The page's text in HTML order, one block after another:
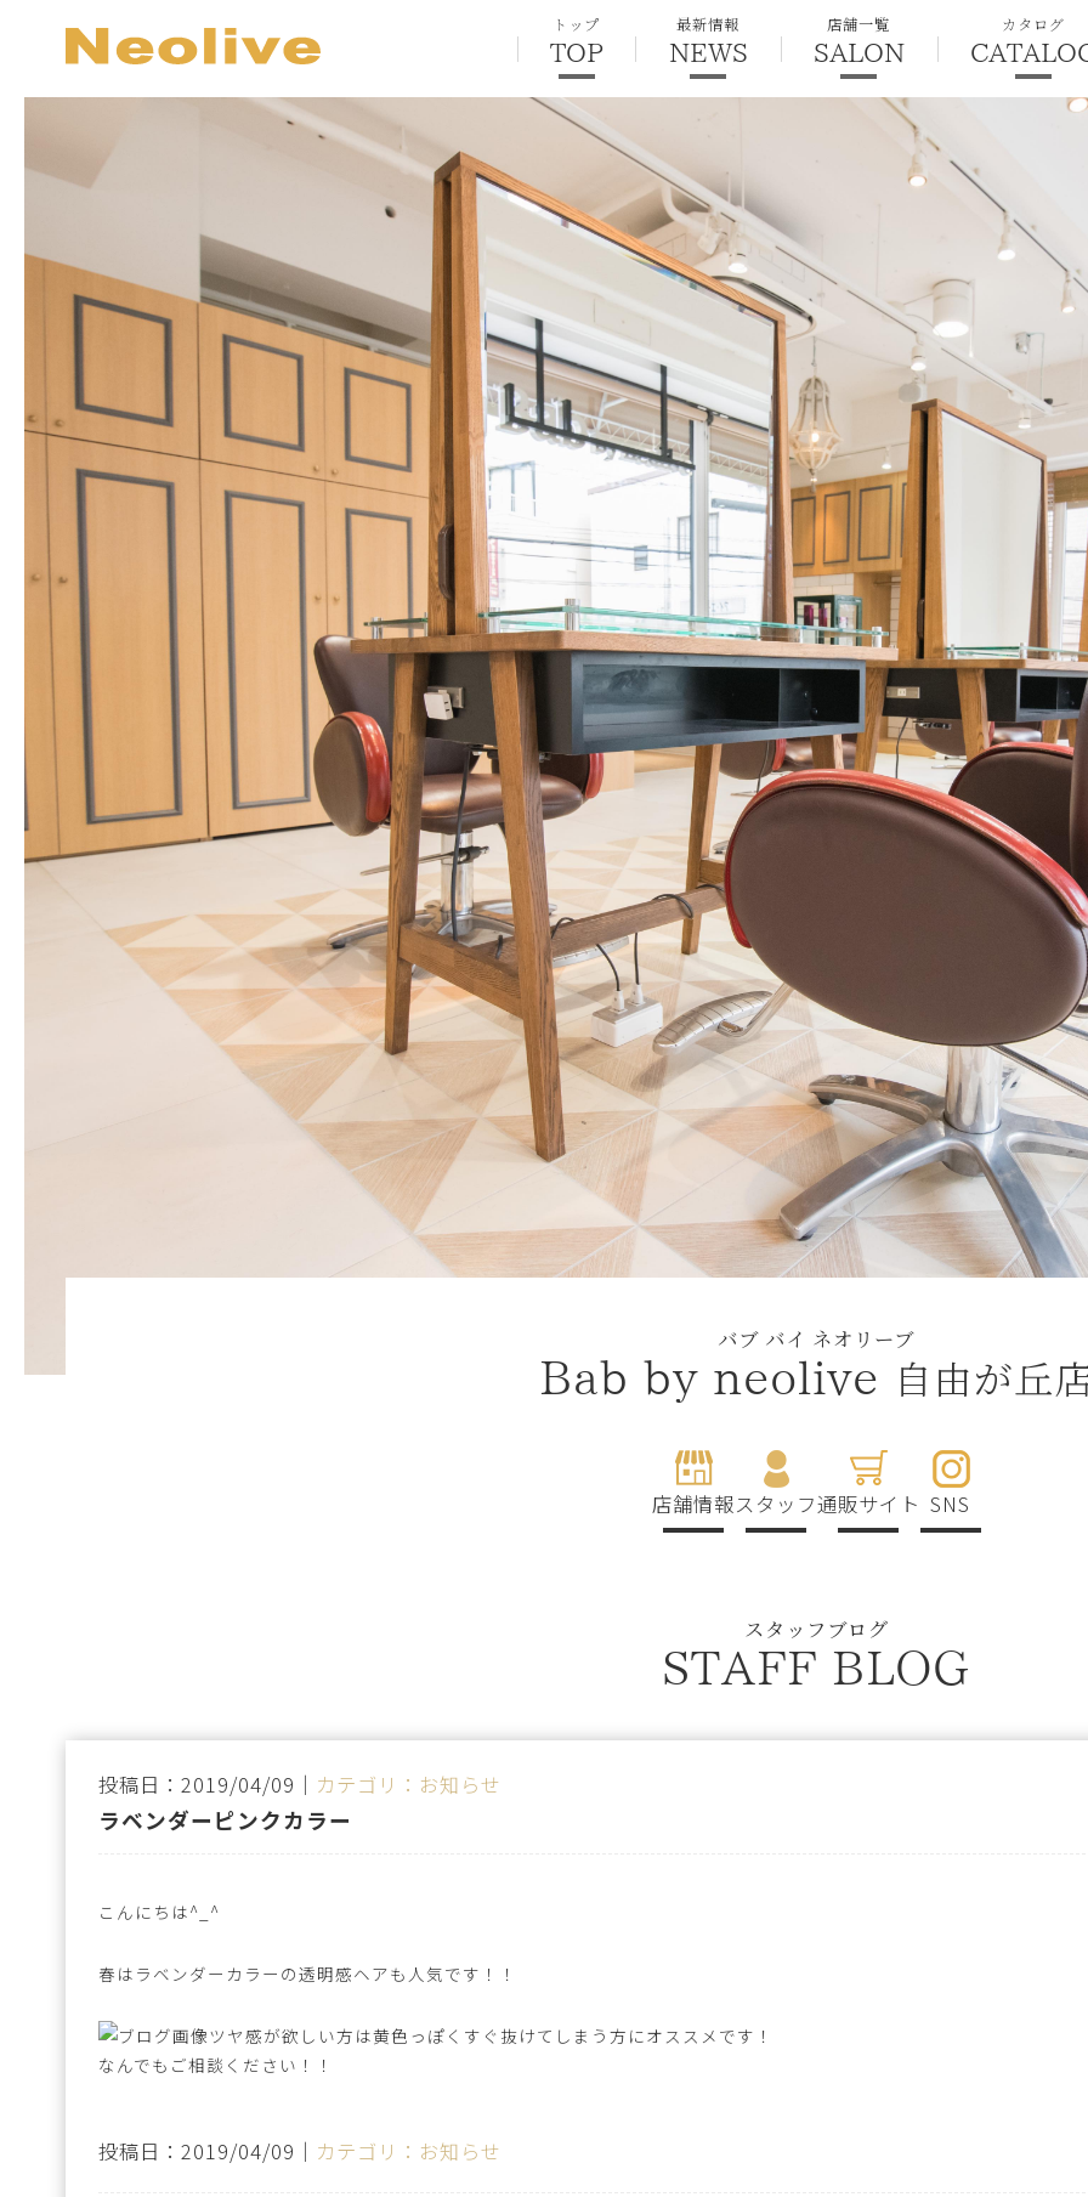
トップ
TOP
最新情報
NEWS
店舗一覧
SALON
カタログ
バブ バイ ネオリーブ
Bab by neolive 自由が丘
店舗情報スタッフ通販サイト SNS
スタッフブログ
STAFF BLOG
投稿日：2019/04/09｜ カテゴリ：お知らせ
ラベンダーピンクカラー
こんにちは^_^
春はラベンダーカラーの透明感ヘアも人気です！！
ツヤ感が欲しい方は黄色っぽくすぐ抜けてしまう方にオススメです！
なんでもご相談ください！！
投稿日：2019/04/09｜ カテゴリ：お知らせ